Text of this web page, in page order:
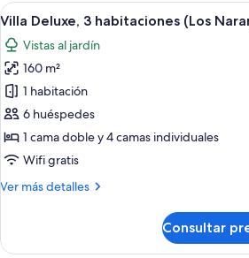
habitaciones
(10
people)
Abrir
todas
las
fotos
de
Villa
Deluxe,
3
habitaciones
(Los
Villa
12
Villa Deluxe, 3 habitaciones (Los
Vistas al jardín
160 m²
1 habitación
6 huéspedes
1 cama doble y 4 camas individuales
Wifi gratis
Ver más detalles
Más
Deluxe,
Consultar